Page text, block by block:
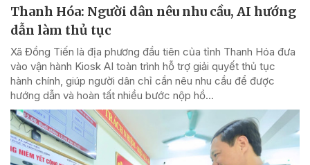
Thanh Hóa: Người dân nêu nhu cầu, AI hướng
dẫn làm thủ tục
Xã Đồng Tiến là địa phương đầu tiên của tỉnh Thanh Hóa đưa
vào vận hành Kiosk AI toàn trình hỗ trợ giải quyết thủ tục
hành chính, giúp người dân chỉ cần nêu nhu cầu để được
hướng dẫn và hoàn tất nhiều bước nộp hồ...